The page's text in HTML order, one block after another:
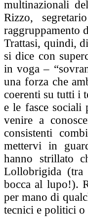
multinazionali
Rizzo,
raggruppamento
Trattasi, quindi,
si dice con
in voga –
una forza che
coerenti su tutti i
e le fasce sociali
venire a
consistenti
mettervi in
hanno strillato
Lollobrigida (tra
bocca al lupo!).
per mano di
tecnici e politici o